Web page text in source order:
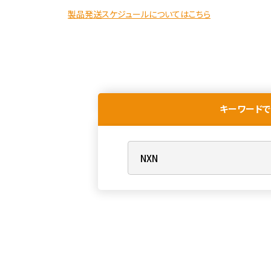
製品発送スケジュールについてはこちら
キーワード